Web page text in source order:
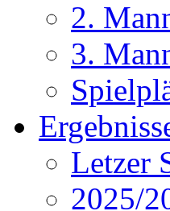
2.
3.
Letzer
2025/